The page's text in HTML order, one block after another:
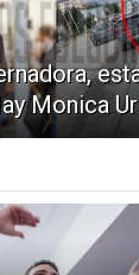
Monica